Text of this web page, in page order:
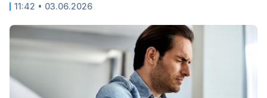
11:42 • 03.06.2026